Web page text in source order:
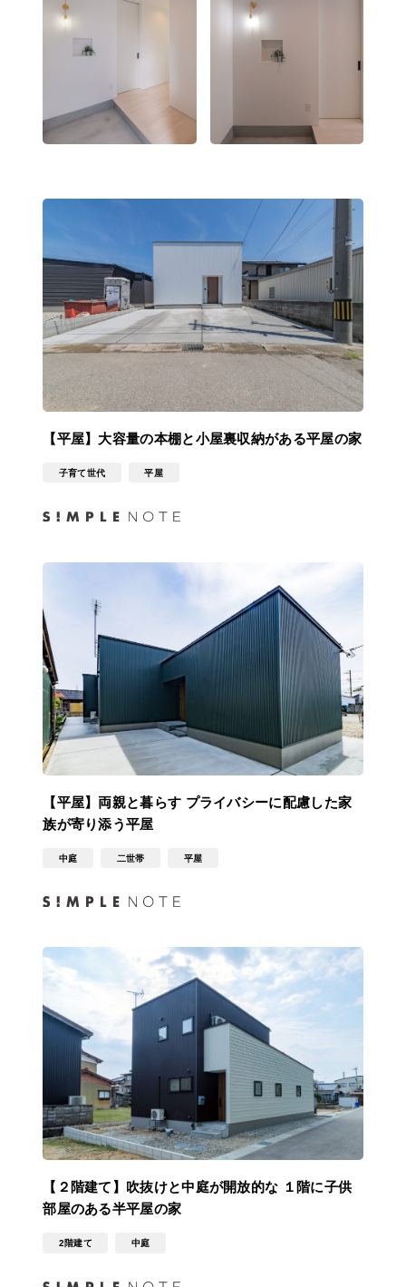
【平屋】大容量の本棚と小屋裏収納がある平屋の家
子育て世代 平屋
【平屋】両親と暮らす プライバシーに配慮した家
族が寄り添う平屋
中庭 二世帯 平屋
【２階建て】吹抜けと中庭が開放的な １階に子供
部屋のある半平屋の家
2階建て 中庭